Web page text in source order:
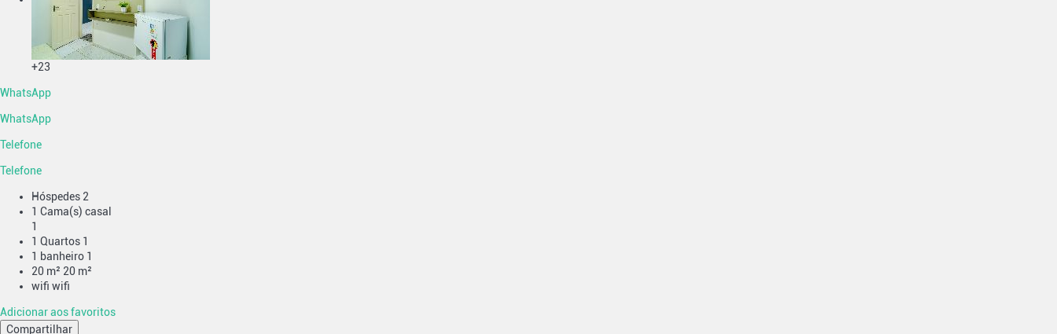
+23
WhatsApp
WhatsApp
Telefone
Telefone
Hóspedes 2
1 Cama(s) casal
1
1 Quartos 1
1 banheiro 1
20 m² 20 m²
wifi wifi
Adicionar aos favoritos
Compartilhar